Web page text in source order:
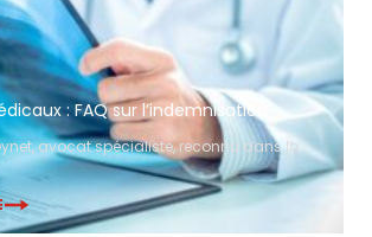
: FAQ sur l’indemnisation
avocat spécialiste, reconnu dans la